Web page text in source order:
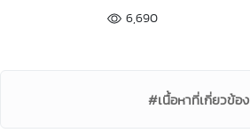
6,690
#เนื้อหาที่เกี่ยวข้อง